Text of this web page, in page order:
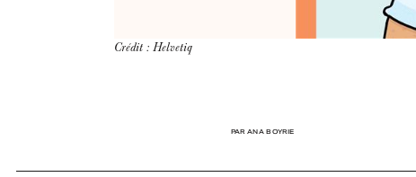
Crédit : Helvetiq
PAR ANA BOYRIE